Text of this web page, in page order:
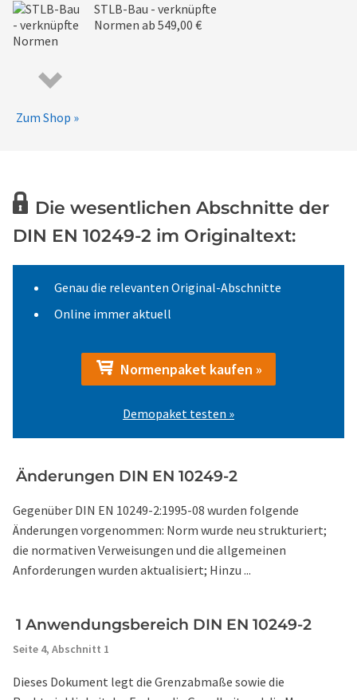
STLB-Bau - verknüpfte
Normen ab 549,00 €
Zum Shop »
Die wesentlichen Abschnitte der
DIN EN 10249-2 im Originaltext:
Genau die relevanten Original-Abschnitte
Online immer aktuell
Normenpaket kaufen »
Demopaket testen »
Änderungen DIN EN 10249-2
Gegenüber DIN EN 10249-2:1995-08 wurden folgende
Änderungen vorgenommen: Norm wurde neu strukturiert;
die normativen Verweisungen und die allgemeinen
Anforderungen wurden aktualisiert; Hinzu ...
1 Anwendungsbereich DIN EN 10249-2
Seite 4, Abschnitt 1
Dieses Dokument legt die Grenzabmaße sowie die